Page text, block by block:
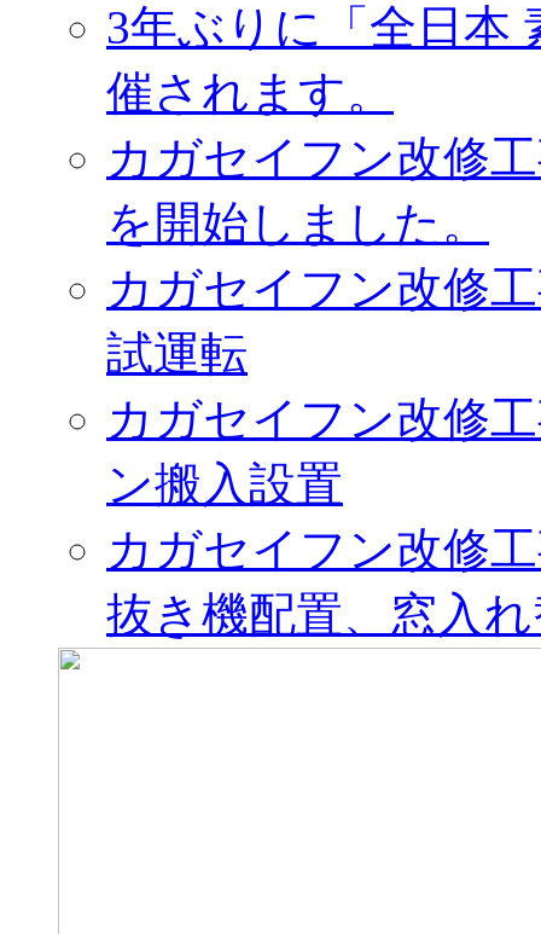
3年ぶりに「全日本
催されます。
カガセイフン改修
を開始しました。
カガセイフン改修
試運転
カガセイフン改修
ン搬入設置
カガセイフン改修
抜き機配置、窓入